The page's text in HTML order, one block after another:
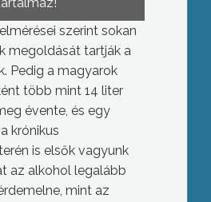
szerint sokan
megoldását tartják a
Pedig a magyarok
több mint 14 liter
évente, és egy
krónikus
is elsők vagyunk
az alkohol legalább
mint az